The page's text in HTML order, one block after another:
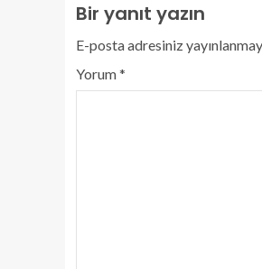
Bir yanıt yazın
E-posta adresiniz
Yorum*